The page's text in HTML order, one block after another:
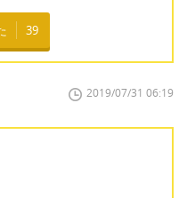
39
2019/07/31 06:19